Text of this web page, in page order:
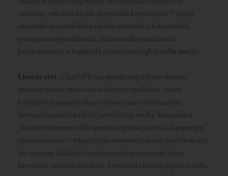
valtioilta, yrityksiltä kuin yksityisiltä kansalaisilta. Vihreää
siirtymää on mahdollista edistää esimerkiksi kehittämällä
parempia energianlähteitä, uudistamalla maataloutta
kestävämmäksi ja lisäämällä metsittymistä globaalilla tasolla.
Luovat alat. ChatGPT:n ja muiden tekoälysovellusten
uhataan syövän myös luovia alojen työpaikkoja, mutta
käytännössä saamme aikaan tehostettua toimintaamme
luovuudessa näiden tekoälysovellusten avulla. Esimerkiksi
yksinkertaisemmat sähköpostikampanjat ja verkkokauppojen
tuotekuvaukset voidaan jättää useammin tekoälyn tehtäväksi ja
itse voimme keskittyä tuottavampiin ja enemmän aitoa
luovuutta vaativiin tehtäviin. Erityisesti viihteen ja pelien alalla